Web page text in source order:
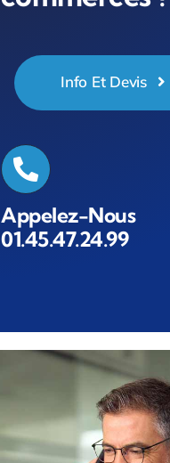
Info Et Devis
Appelez-Nous
01.45.47.24.99